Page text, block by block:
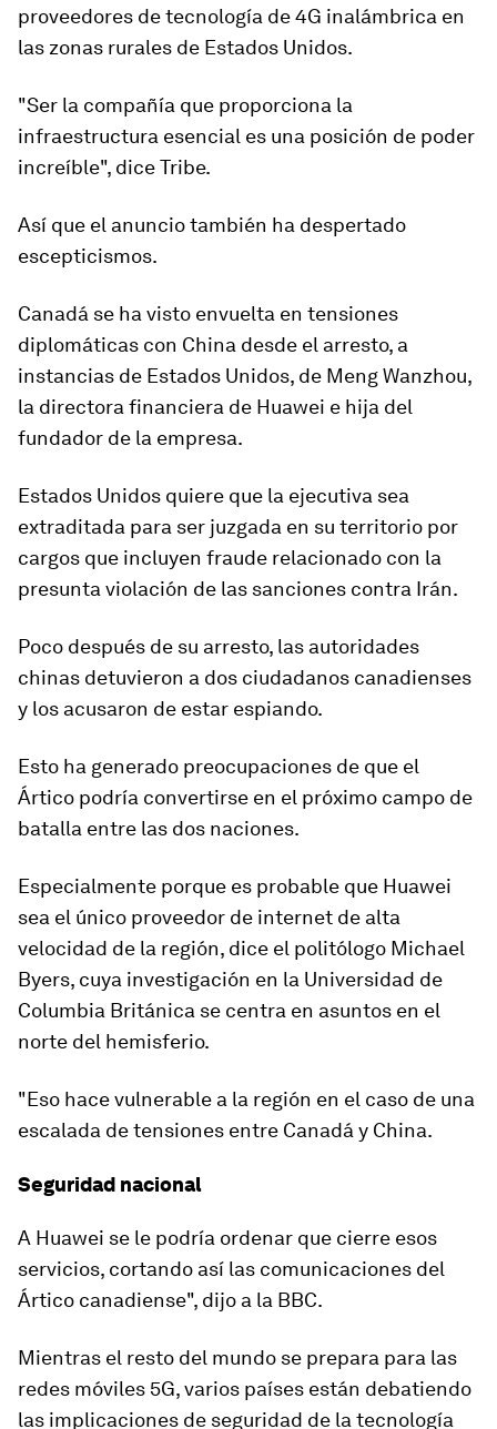
proveedores de tecnología de 4G inalámbrica en
las zonas rurales de Estados Unidos.
"Ser la compañía que proporciona la
infraestructura esencial es una posición de poder
increíble", dice Tribe.
Así que el anuncio también ha despertado
escepticismos.
Canadá se ha visto envuelta en tensiones
diplomáticas con China desde el arresto, a
instancias de Estados Unidos, de Meng Wanzhou,
la directora financiera de Huawei e hija del
fundador de la empresa.
Estados Unidos quiere que la ejecutiva sea
extraditada para ser juzgada en su territorio por
cargos que incluyen fraude relacionado con la
presunta violación de las sanciones contra Irán.
Poco después de su arresto, las autoridades
chinas detuvieron a dos ciudadanos canadienses
y los acusaron de estar espiando.
Esto ha generado preocupaciones de que el
Ártico podría convertirse en el próximo campo de
batalla entre las dos naciones.
Especialmente porque es probable que Huawei
sea el único proveedor de internet de alta
velocidad de la región, dice el politólogo Michael
Byers, cuya investigación en la Universidad de
Columbia Británica se centra en asuntos en el
norte del hemisferio.
"Eso hacevulnerable a la región en el caso de una
escalada de tensiones entre Canadá y China.
Seguridad nacional
A Huawei se le podría ordenar que cierre esos
servicios, cortando así las comunicaciones del
Ártico canadiense", dijo a la BBC.
Mientras el resto del mundo se prepara para las
redes móviles 5G, varios países están debatiendo
las implicaciones de seguridad de la tecnología